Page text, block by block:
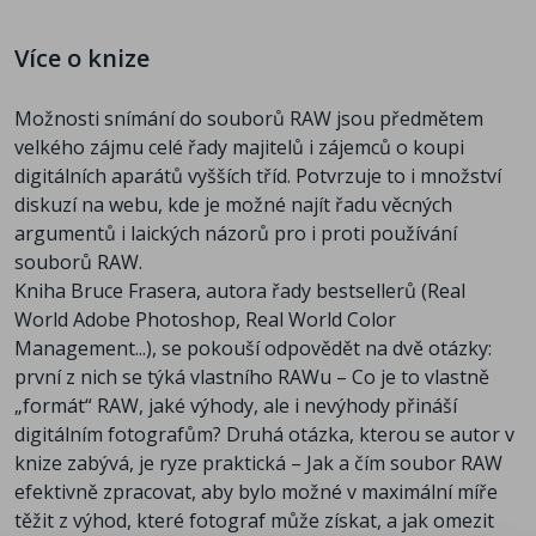
Práce v prohlížeči
Kapitola 5 - Pracovní tok
Prohlížeč souborů
Uchovávání a přesun obrázků RAW
Načítání obrázků v prohlížeči
Práce s obrázky
Zpracování obrázků
Vyrovnávací paměť prohlížeče
Nechejte práci proudit
Kapitola 6 - Metadata
Co je XMP a proč se o něj zajímat?
Odhalený XMP
Přehrabujeme se v metadatech
Vlastní panely v okně Informace o souboru
Ještě chytřejší obrázky
Kapitola 7 - Automatizace
Více o knize
Možnosti snímání do souborů RAW jsou předmětem
velkého zájmu celé řady majitelů i zájemců o koupi
digitálních aparátů vyšších tříd. Potvrzuje to i množství
diskuzí na webu, kde je možné najít řadu věcných
argumentů i laických názorů pro i proti používání
souborů RAW.
Kniha Bruce Frasera, autora řady bestsellerů (Real
World Adobe Photoshop, Real World Color
Management...), se pokouší odpovědět na dvě otázky:
první z nich se týká vlastního RAWu – Co je to vlastně
„formát“ RAW, jaké výhody, ale i nevýhody přináší
digitálním fotografům? Druhá otázka, kterou se autor v
knize zabývá, je ryze praktická – Jak a čím soubor RAW
efektivně zpracovat, aby bylo možné v maximální míře
těžit z výhod, které fotograf může získat, a jak omezit